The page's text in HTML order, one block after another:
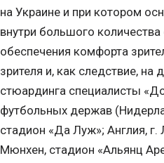
на Украине и при котором
внутри большого
обеспечения комфорта
зрителя и, как следствие,
стюардинга специалисты
футбольных держав
стадион «Да Луж»; Англия,
Мюнхен, стадион «Альянц